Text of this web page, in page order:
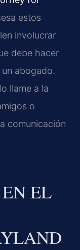
estos
involucrar
debe hacer
abogado.
llame a la
o
comunicación
EL